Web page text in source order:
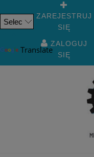
Translate
ZAREJESTRUJ
SIĘ
ZALOGUJ
SIĘ